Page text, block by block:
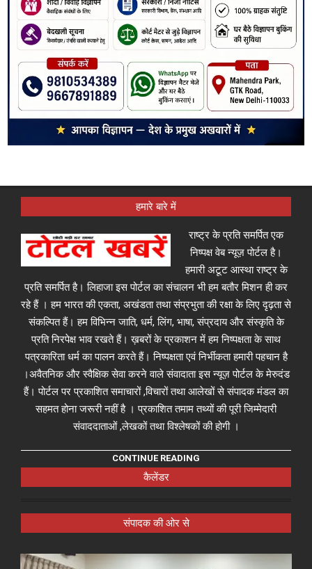
हमारे बारे में
राष्ट्र के प्रति समर्पित एक
निष्पक्ष वेब न्यूज़ पोर्टल है।
हमारी अटूट आस्था राष्ट्र के
प्रति समर्पित है। लिहाजा इस पोर्टल का संचालन भी हम बतौर मिशन ही कर
रहे हैं । हम भारत की एकता, अखंडता तथा संप्रभुता की रक्षा के लिए दृढ़ता से
संकल्पित हैं। हम विभिन्न जाति, धर्म, लिंग, भाषा, संप्रदाय और संस्कृति के
प्रति निरपेक्ष भाव रखते हैं। ख़बरों के प्रकाशन में हम निष्पक्षता के साथ
पत्रकारिता धर्म का पालन करते हैं। निष्पक्षता एवं निर्भीकता हमारी पहचान है
।अवैतनिक और स्वैक्षिक सेवा करने वाले संवादाता इस न्यूज़ पोर्टल के मेरुदंड
हैं। पोर्टल पर प्रकाशित समाचारों ,विचारों तथा आलेखों से संपादक मंडल का
सहमत होना जरूरी नहीं है । प्रकाशित तमाम तथ्यों की पूरी जिम्मेदारी
संवाददाताओं ,लेखकों तथा विश्लेषकों की होगी ।
CONTINUE READING
कैलेंडर
संपादक की ओर से